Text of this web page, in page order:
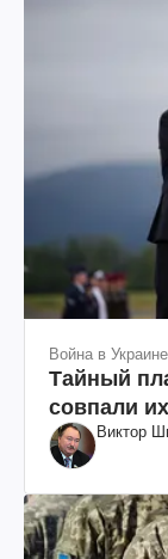
Война в Украине
Тайный
совпали
Виктор